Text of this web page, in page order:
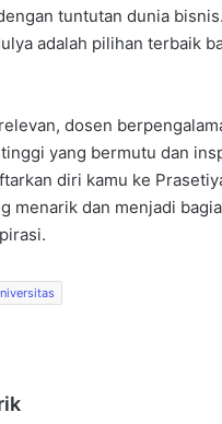
tuntutan dunia
adalah pilihan terbaik
dosen
yang bermutu dan
diri kamu ke
menarik dan menjadi